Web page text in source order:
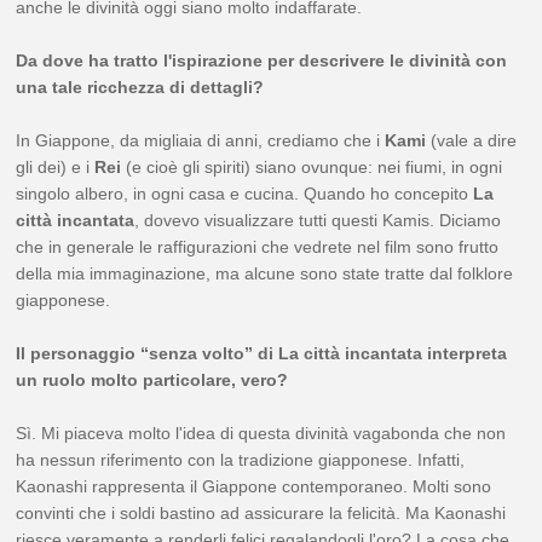
anche le divinità oggi siano molto indaffarate.
Da dove ha tratto l'ispirazione per descrivere le divinità con
una tale ricchezza di dettagli?
In Giappone, da migliaia di anni, crediamo che i Kami (vale a dire
gli dei) e i Rei (e cioè gli spiriti) siano ovunque: nei fiumi, in ogni
singolo albero, in ogni casa e cucina. Quando ho concepito La
città incantata, dovevo visualizzare tutti questi Kamis. Diciamo
che in generale le raffigurazioni che vedrete nel film sono frutto
della mia immaginazione, ma alcune sono state tratte dal folklore
giapponese.
Il personaggio “senza volto” di La città incantata interpreta
un ruolo molto particolare, vero?
Sì. Mi piaceva molto l'idea di questa divinità vagabonda che non
ha nessun riferimento con la tradizione giapponese. Infatti,
Kaonashi rappresenta il Giappone contemporaneo. Molti sono
convinti che i soldi bastino ad assicurare la felicità. Ma Kaonashi